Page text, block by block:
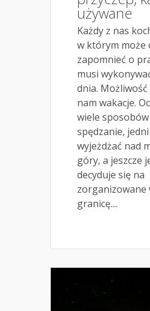
używane
Każdy z nas
w którym może
zapomnieć o
musi
dnia.
nam wakacje.
wiele
spędzanie,
wyjeżdżać nad
góry, a jeszcze
decyduje się na
zorganizowane
granicę....